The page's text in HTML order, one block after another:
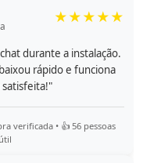
★★★★★
durante a instalação.
rápido e funciona
verificada • 👍 56 pessoas